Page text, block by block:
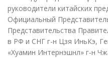
руководители китайских
Официальный
Представительства
в РФ и СНГ г-н Цзя ИньКэ,
«Хуамин Интернэшнл» г-н